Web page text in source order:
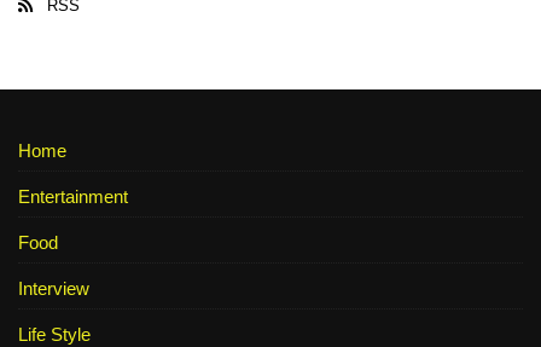
RSS
Home
Entertainment
Food
Interview
Life Style